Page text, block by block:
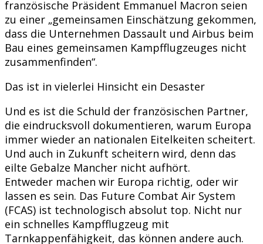
französische Präsident Emmanuel Macron seien
zu einer „gemeinsamen Einschätzung gekommen,
dass die Unternehmen Dassault und Airbus beim
Bau eines gemeinsamen Kampfflugzeuges nicht
zusammenfinden“.
Das ist in vielerlei Hinsicht ein Desaster
Und es ist die Schuld der französischen Partner,
die eindrucksvoll dokumentieren, warum Europa
immer wieder an nationalen Eitelkeiten scheitert.
Und auch in Zukunft scheitern wird, denn das
eilte Gebalze Mancher nicht aufhört.
Entweder machen wir Europa richtig, oder wir
lassen es sein. Das Future Combat Air System
(FCAS) ist technologisch absolut top. Nicht nur
ein schnelles Kampfflugzeug mit
Tarnkappenfähigkeit, das können andere auch.